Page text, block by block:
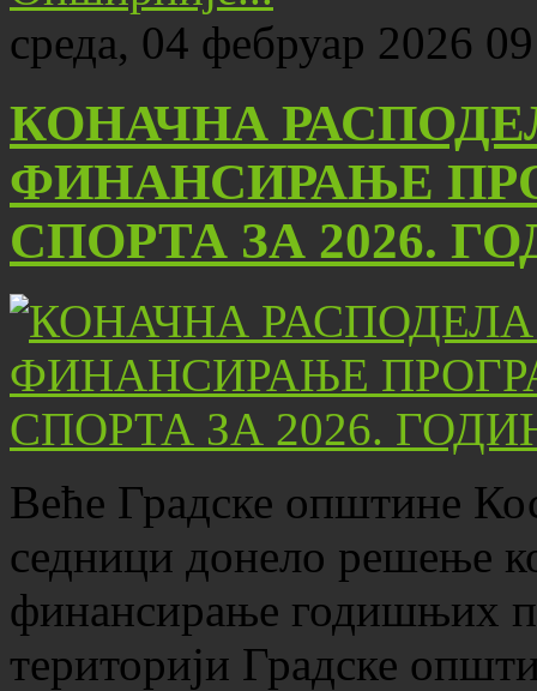
среда, 04 фебруар 2026
КОНАЧНА
ФИНАНСИРАЊЕ
СПОРТА ЗА 2026.
Веће Градске општине
седници донело решење
финансирање годишњих
територији Градске